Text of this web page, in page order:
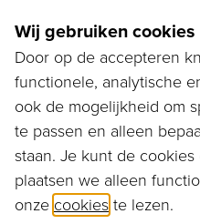
Ga naar...
Bestellen
Diensten
Assortiment
Wij gebruiken cookies
Door op de accepteren
functionele, analytische
ook de mogelijkheid om
te passen en alleen
staan. Je kunt de
plaatsen we alleen
onze cookies te lezen.